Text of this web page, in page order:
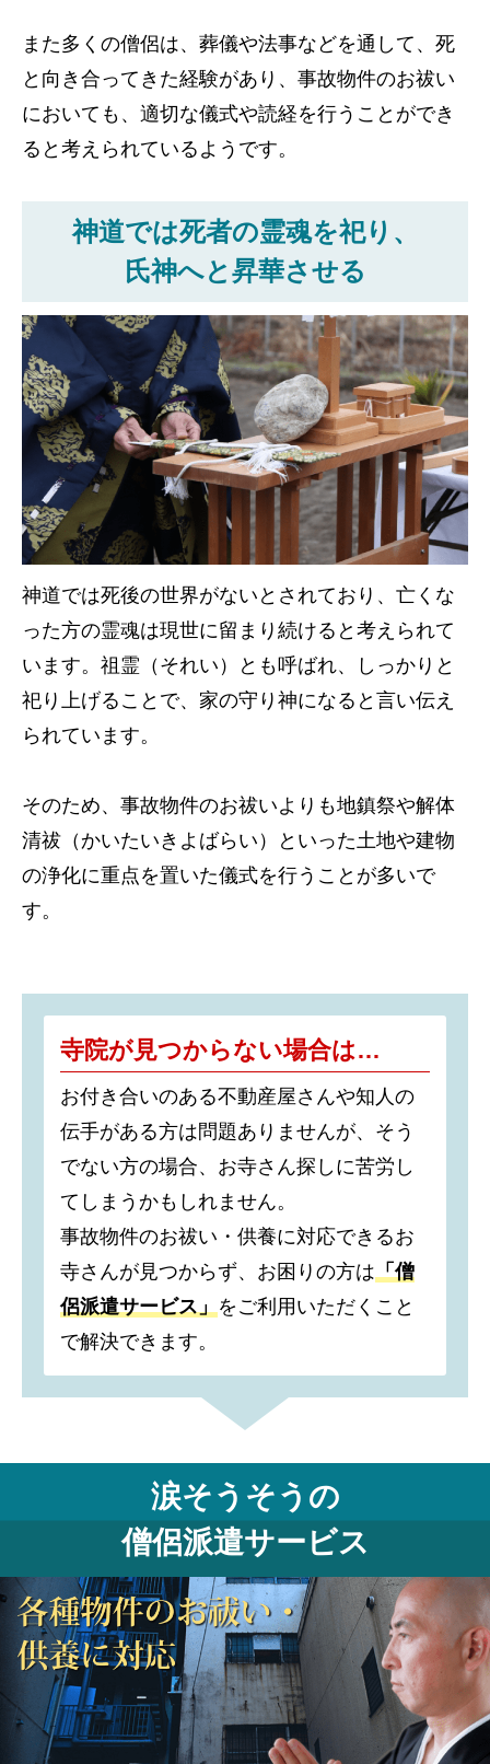
また多くの僧侶は、葬儀や法事などを通して、死
と向き合ってきた経験があり、事故物件のお祓い
においても、適切な儀式や読経を行うことができ
ると考えられているようです。
神道では死者の霊魂を祀り、
氏神へと昇華させる
神道では死後の世界がないとされており、亡くな
った方の霊魂は現世に留まり続けると考えられて
います。祖霊（それい）とも呼ばれ、しっかりと
祀り上げることで、家の守り神になると言い伝え
られています。
そのため、事故物件のお祓いよりも地鎮祭や解体
清祓（かいたいきよばらい）といった土地や建物
の浄化に重点を置いた儀式を行うことが多いで
す。
寺院が見つからない場合は…
お付き合いのある不動産屋さんや知人の
伝手がある方は問題ありませんが、そう
でない方の場合、お寺さん探しに苦労し
てしまうかもしれません。
事故物件のお祓い・供養に対応できるお
寺さんが見つからず、お困りの方は「僧
侶派遣サービス」をご利用いただくこと
で解決できます。
涙そうそうの
僧侶派遣サービス